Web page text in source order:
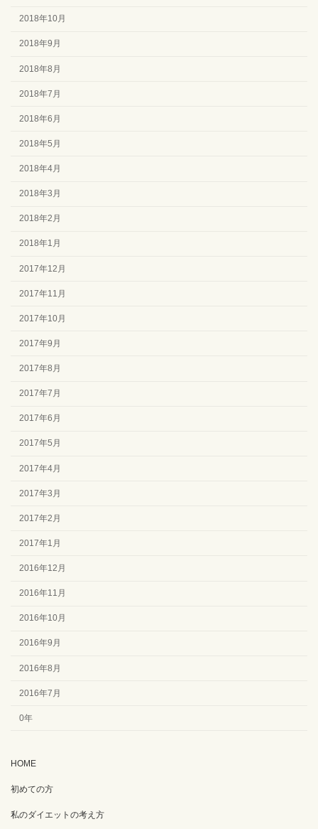
2018年10月
2018年9月
2018年8月
2018年7月
2018年6月
2018年5月
2018年4月
2018年3月
2018年2月
2018年1月
2017年12月
2017年11月
2017年10月
2017年9月
2017年8月
2017年7月
2017年6月
2017年5月
2017年4月
2017年3月
2017年2月
2017年1月
2016年12月
2016年11月
2016年10月
2016年9月
2016年8月
2016年7月
0年
HOME
初めての方
私のダイエットの考え方